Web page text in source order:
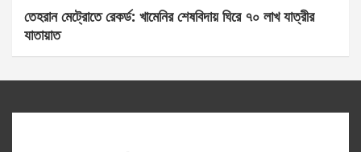
তেহরান মেট্রোতে রেকর্ড: খামেনির শেষবিদায় ঘিরে ৭০ লাখ যাত্রীর
যাতায়াত